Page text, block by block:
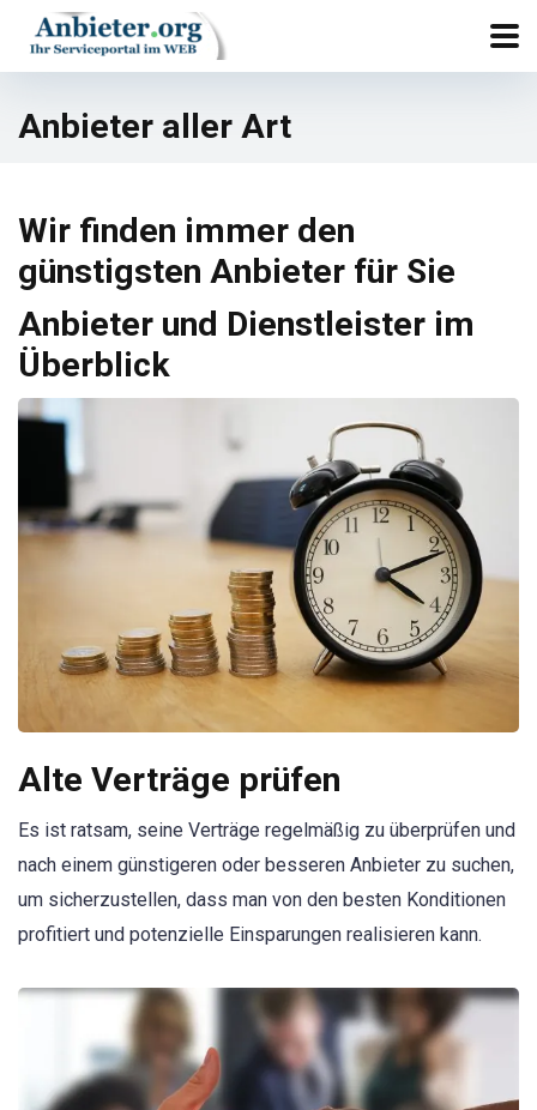
Anbieter aller Art
Wir finden immer den
günstigsten Anbieter für Sie
Anbieter und Dienstleister im
Überblick
Alte Verträge prüfen
Es ist ratsam, seine Verträge regelmäßig zu überprüfen und
nach einem günstigeren oder besseren Anbieter zu suchen,
um sicherzustellen, dass man von den besten Konditionen
profitiert und potenzielle Einsparungen realisieren kann.